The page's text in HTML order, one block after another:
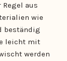
aus
wie
beständig
leicht mit
werden